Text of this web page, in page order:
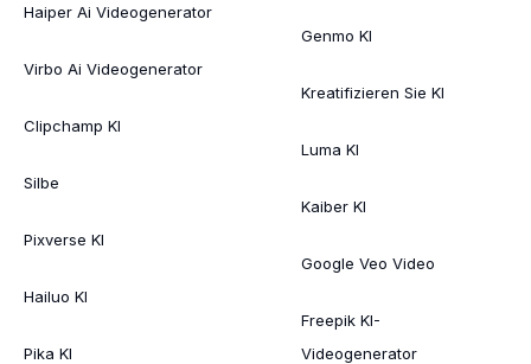
Haiper Ai Videogenerator
Virbo Ai Videogenerator
Clipchamp KI
Silbe
Pixverse KI
Hailuo KI
Pika KI
Genmo KI
Kreatifizieren Sie KI
Luma KI
Kaiber KI
Google Veo Video
Freepik KI-
Videogenerator